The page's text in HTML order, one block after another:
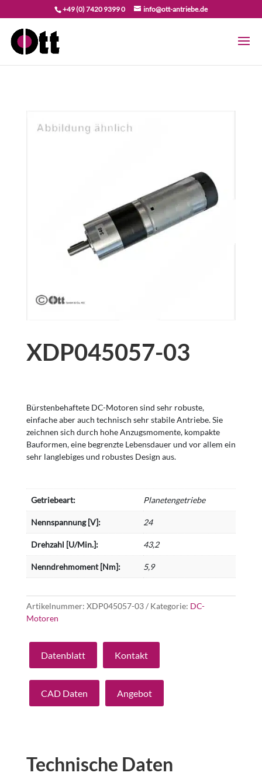
+49 (0) 7420 9399 0 info@ott-antriebe.de
XDP045057-03
Bürstenbehaftete DC-Motoren sind sehr robuste,
einfache aber auch technisch sehr stabile Antriebe. Sie
zeichnen sich durch hohe Anzugsmomente, kompakte
Bauformen, eine begrenzte Lebensdauer und vor allem ein
sehr langlebiges und robustes Design aus.
Getriebeart: Planetengetriebe
Nennspannung [V]: 24
Drehzahl [U/Min.]: 43,2
Nenndrehmoment [Nm]: 5,9
Artikelnummer: XDP045057-03 Kategorie: DC-
Motoren
Datenblatt Kontakt
CAD Daten Angebot
Technische Daten